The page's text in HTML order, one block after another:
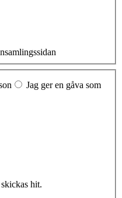
Jag ger en gåva som
hit.